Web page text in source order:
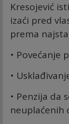
Kresojević
izaći pred
prema
• Povećanje
•
• Penzija da
neuplaćenih